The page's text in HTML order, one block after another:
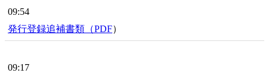
09:54
発行登録追補書類（PDF）
09:17